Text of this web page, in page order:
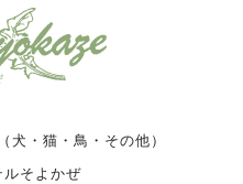
犬・猫・鳥・その他）
そよかぜ